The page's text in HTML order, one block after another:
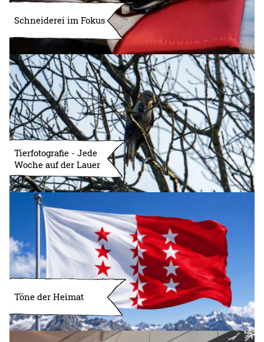
Schneiderei im Fokus
Tierfotografie - Jede
Woche auf der Lauer
Töne der Heimat